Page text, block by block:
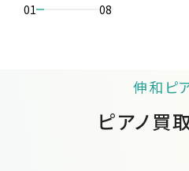
01 08
伸和ピ
ピアノ買